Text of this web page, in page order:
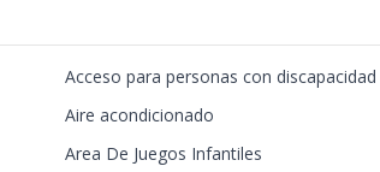
Acceso para personas con discapacidad
Aire acondicionado
Area De Juegos Infantiles